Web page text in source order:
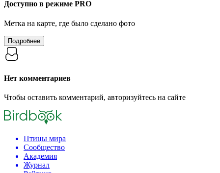
Доступно в режиме PRO
Метка на карте, где было сделано фото
Подробнее
Нет комментариев
Чтобы оставить комментарий, авторизуйтесь на сайте
Птицы мира
Сообщество
Академия
Журнал